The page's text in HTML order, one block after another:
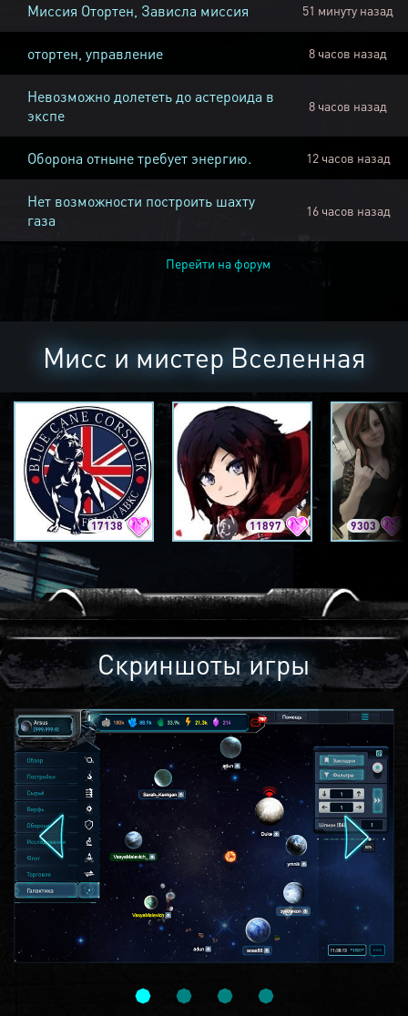
Миссия Отортен, Зависла миссия 51 минуту назад
отортен, управление 8 часов назад
Невозможно долететь до астероида в
экспе
8 часов назад
Оборона отныне требует энергию. 12 часов назад
Нет возможности построить шахту
газа
16 часов назад
Перейти на форум
Мисс и мистер Вселенная
17138 11897 9303
Скриншоты игры